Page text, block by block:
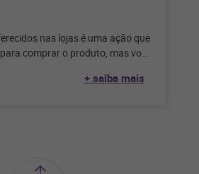
nas lojas é uma ação que
comprar o produto, mas você
+ saiba mais